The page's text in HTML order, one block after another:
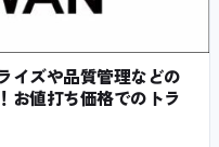
イズや品質管理などの
お値打ち価格でのトラ